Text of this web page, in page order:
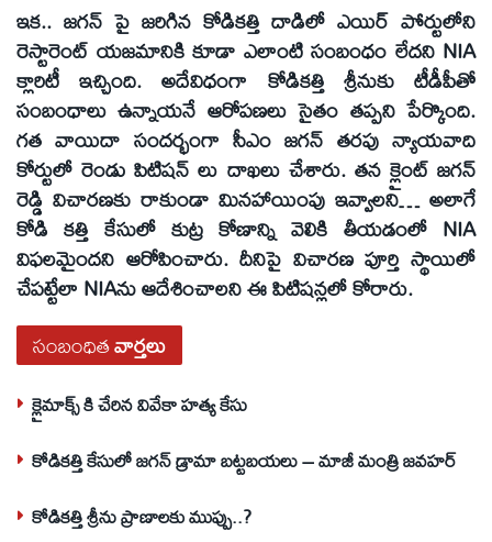
ఇక.. జగన్ పై జరిగిన కోడికత్తి దాడిలో ఎయిర్ పోర్టులోని
రెస్టారెంట్ యజమానికి కూడా ఎలాంటి సంబంధం లేదని NIA
క్లారిటీ ఇచ్చింది. అదేవిధంగా కోడికత్తి శ్రీనుకు టీడీపీతో
సంబంధాలు ఉన్నాయనే ఆరోపణలు సైతం తప్పని పేర్కొంది.
గత వాయిదా సందర్భంగా సీఎం జగన్ తరపు న్యాయవాది
కోర్టులో రెండు పిటిషన్ లు దాఖలు చేశారు. తన క్లైంట్ జగన్
రెడ్డి విచారణకు రాకుండా మినహాయింపు ఇవ్వాలని… అలాగే
కోడి కత్తి కేసులో కుట్ర కోణాన్ని వెలికి తీయడంలో NIA
విఫలమైందని ఆరోపించారు. దీనిపై విచారణ పూర్తి స్థాయిలో
చేపట్టేలా NIAను ఆదేశించాలని ఈ పిటిషన్లలో కోరారు.
సంబంధితవార్తలు
క్లైమాక్స్ కి చేరిన వివేకా హత్య కేసు
కోడికత్తి కేసులో జగన్‌ డ్రామా బట్టబయలు – మాజీ మంత్రి జవహర్
కోడికత్తి శ్రీను ప్రాణాలకు ముప్పు..?